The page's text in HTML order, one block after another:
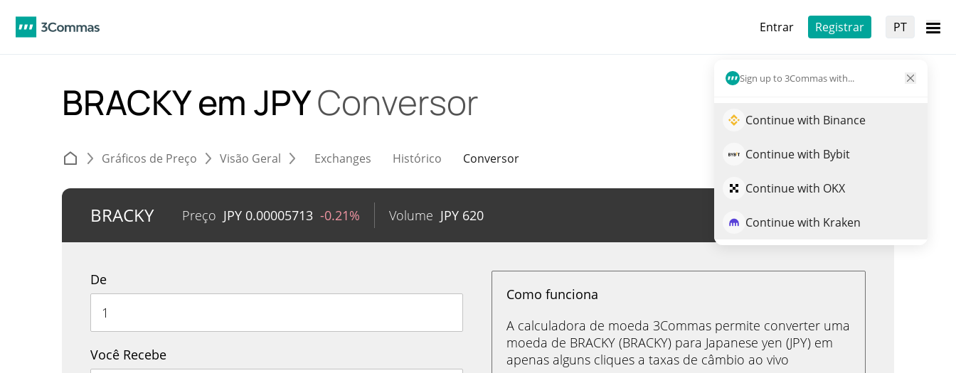
Entrar Registrar PT
Sign up to 3Commas with...
Continue with Binance
Continue with Bybit
Continue with OKX
Continue with Kraken
BRACKY em JPYConversor
Gráficos de Preço Visão Geral Exchanges Histórico Conversor
BRACKY Preço JPY 0.00005713 -0.21% Volume JPY 620 Trade de BRACKY
De
Você Recebe
Como funciona
A calculadora de moeda 3Commas permite converter uma
moeda de BRACKY (BRACKY) para Japanese yen (JPY) em
apenas alguns cliques a taxas de câmbio ao vivo